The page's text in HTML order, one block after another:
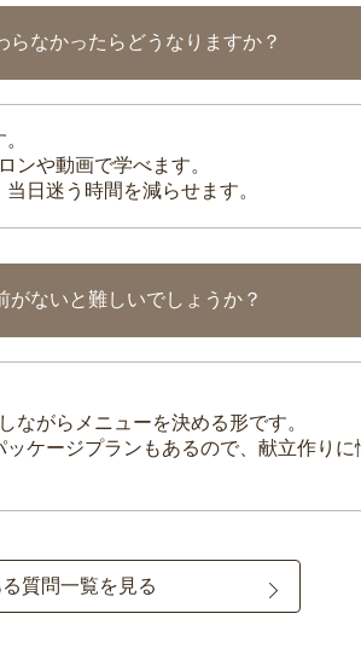
なかったらどうなりますか？
ンや動画で学べます。
日迷う時間を減らせます。
ないと難しいでしょうか？
がらメニューを決める形です。
ケージプランもあるので、献立作り
質問一覧を見る